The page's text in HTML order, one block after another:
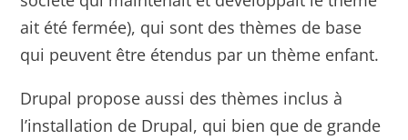
ait été fermée), qui sont des thèmes de base
qui peuvent être étendus par un thème enfant.
Drupal propose aussi des thèmes inclus à
l’installation de Drupal, qui bien que de grande